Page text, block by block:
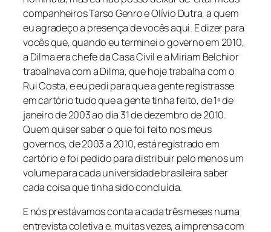
companheiros Tarso Genro e Olívio Dutra, a quem
eu agradeço a presença de vocês aqui. E dizer para
vocês que, quando eu terminei o governo em 2010,
a Dilma era chefe da Casa Civil e a Miriam Belchior
trabalhava com a Dilma, que hoje trabalha com o
Rui Costa, e eu pedi para que a gente registrasse
em cartório tudo que a gente tinha feito, de 1º de
janeiro de 2003 ao dia 31 de dezembro de 2010.
Quem quiser saber o que foi feito nos meus
governos, de 2003 a 2010, está registrado em
cartório e foi pedido para distribuir pelo menos um
volume para cada universidade brasileira saber
cada coisa que tinha sido concluída.
E nós prestávamos conta a cada três meses numa
entrevista coletiva e, muitas vezes, a imprensa com